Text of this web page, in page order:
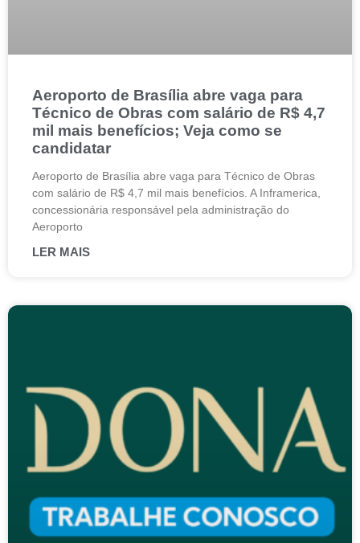
Aeroporto de Brasília abre vaga para
Técnico de Obras com salário de R$ 4,7
mil mais benefícios; Veja como se
candidatar
Aeroporto de Brasília abre vaga para Técnico de Obras
com salário de R$ 4,7 mil mais benefícios. A Inframerica,
concessionária responsável pela administração do
Aeroporto
LER MAIS